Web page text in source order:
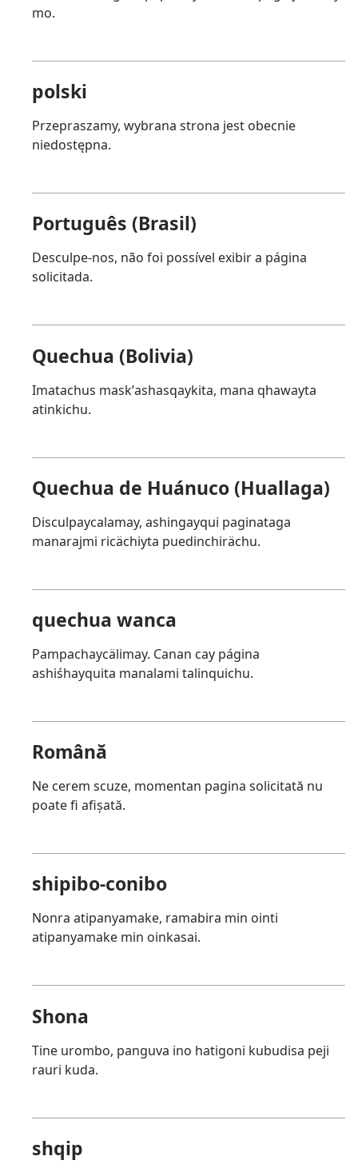
mo.
polski
Przepraszamy, wybrana strona jest obecnie
niedostępna.
Português (Brasil)
Desculpe-nos, não foi possível exibir a página
solicitada.
Quechua (Bolivia)
Imatachus maskʼashasqaykita, mana qhawayta
atinkichu.
Quechua de Huánuco (Huallaga)
Disculpaycalamay, ashingayqui paginataga
manarajmi ricächiyta puedinchirächu.
quechua wanca
Pampachaycälimay. Canan cay página
ashiśhayquita manalami talinquichu.
Română
Ne cerem scuze, momentan pagina solicitată nu
poate fi afișată.
shipibo-conibo
Nonra atipanyamake, ramabira min ointi
atipanyamake min oinkasai.
Shona
Tine urombo, panguva ino hatigoni kubudisa peji
rauri kuda.
shqip